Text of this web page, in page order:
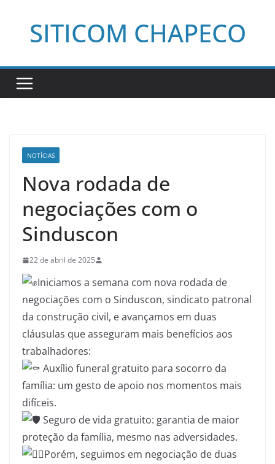
SITICOM CHAPECO
NOTÍCIAS
Nova rodada de
negociações com o
Sinduscon
22 de abril de 2025
Iniciamos a semana com nova rodada de
negociações com o Sinduscon, sindicato patronal
da construção civil, e avançamos em duas
cláusulas que asseguram mais benefícios aos
trabalhadores:
Auxílio funeral gratuito para socorro da
família: um gesto de apoio nos momentos mais
difíceis.
Seguro de vida gratuito: garantia de maior
proteção da família, mesmo nas adversidades.
Porém, seguimos em negociação de duas